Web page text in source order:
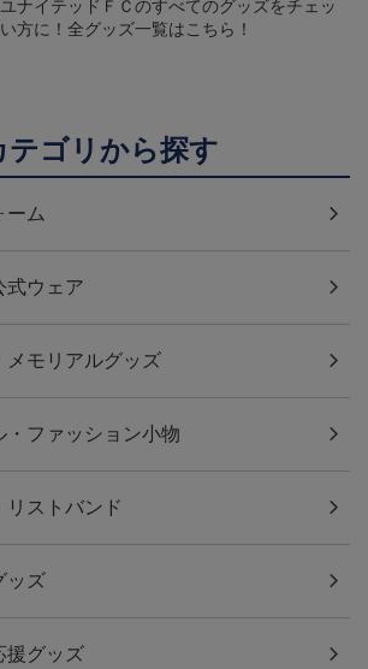
ナイテッドＦＣのすべてのグッズをチェッ
方に！全グッズ一覧はこちら！
テゴリから探す
ーム
式ウェア
メモリアルグッズ
・ファッション小物
リストバンド
ッズ
援グッズ